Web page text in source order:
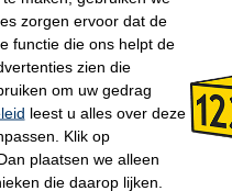
in huis
Bestellen
printen van sterke objecten. PETG
geheel unieke eigenschappen,
u eenvoudig 3D-print zonder
zorgen ervoor dat de
functie die ons helpt de
zien die
om uw gedrag
leest u alles over deze
Klik op
plaatsen we alleen
die daarop lijken.